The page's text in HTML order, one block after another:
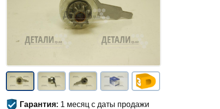
Гарантия: 1 месяц с даты продажи